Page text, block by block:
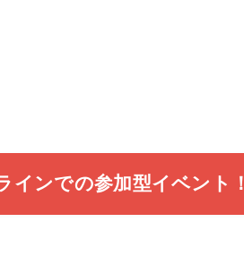
インでの参加型イベント！